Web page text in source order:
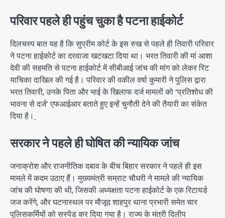
परिवार पहले ही पहुंच चुका है पटना हाईकोर्ट
दिलचस्प बात यह है कि सुप्रीम कोर्ट के इस रुख से पहले ही तिवारी परिवार
ने पटना हाईकोर्ट का दरवाजा खटखटा दिया था। भरत तिवारी की मां आशा
देवी की सहमति से पटना हाईकोर्ट में सीबीआई जांच की मांग को लेकर रिट
याचिका दाखिल की गई है। परिवार की वकील वर्षा कुमारी ने पुलिस द्वारा
भरत तिवारी, उनके पिता और भाई के खिलाफ दर्ज मामलों को ‘प्रतिशोध की
भावना से दर्ज’ एफआईआर बताते हुए इन्हें चुनौती देने की तैयारी का संकेत
दिया है।
सरकार ने पहले ही घोषित की न्यायिक जांच
जनाक्रोश और राजनीतिक दबाव के बीच बिहार सरकार ने पहले ही इस
मामले में कदम उठाए हैं। मुख्यमंत्री सम्राट चौधरी ने मामले की न्यायिक
जांच की घोषणा की थी, जिसकी अध्यक्षता पटना हाईकोर्ट के एक रिटायर्ड
जज करेंगे, और घटनास्थल पर मौजूद शाहपुर थाना प्रभारी समेत चार
पुलिसकर्मियों को सस्पेंड कर दिया गया है। राज्य के मंत्री दिलीप